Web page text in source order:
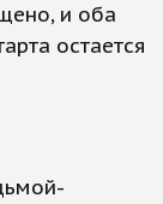
и оба
остается